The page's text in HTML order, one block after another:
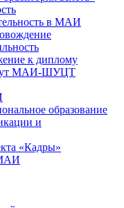
в МАИ
к диплому
МАИ-ШУЦТ
образование
и
«Кадры»